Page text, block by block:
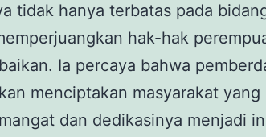
tidak hanya terbatas pada
hak-hak
Ia percaya bahwa
menciptakan masyarakat
dan dedikasinya menjadi